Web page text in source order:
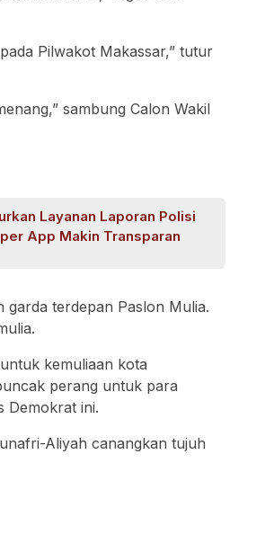
Pilwakot Makassar,” tutur
sambung Calon Wakil
Layanan Laporan Polisi
App Makin Transparan
garda terdepan Paslon Mulia.
kemuliaan kota
perang untuk para
Demokrat ini.
Aliyah canangkan tujuh